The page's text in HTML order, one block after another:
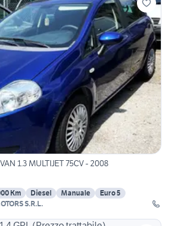
1.3 MULTIJET 75CV - 2008
Km Diesel Manuale
Euro 5
S.R.L.